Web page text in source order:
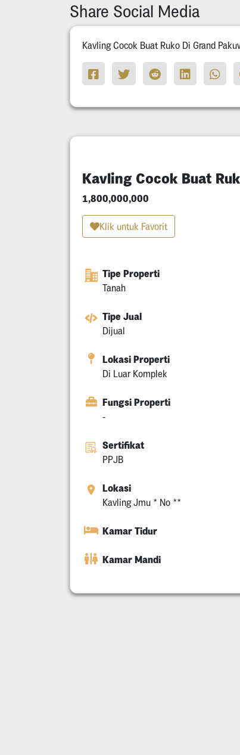
Share Social Media
Kavling Cocok Buat Ruko Di Grand
Kavling Cocok Buat
1,800,000,000
Klik untuk Favorit
Tipe Properti
Tanah
Tipe Jual
Dijual
Lokasi Properti
Di Luar Komplek
Fungsi Properti
-
Sertifikat
PPJB
Lokasi
Kavling Jmu * No **
Kamar Tidur
Kamar Mandi